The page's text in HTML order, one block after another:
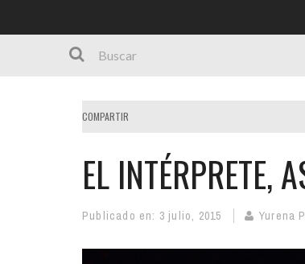
COMPARTIR
EL INTÉRPRETE,
Publicado en: 3 julio, 2015 Yurena